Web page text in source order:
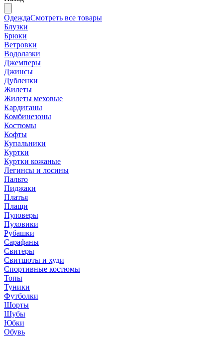
ОдеждаСмотреть все товары
Блузки
Брюки
Ветровки
Водолазки
Джемперы
Джинсы
Дубленки
Жилеты
Жилеты меховые
Кардиганы
Комбинезоны
Костюмы
Кофты
Купальники
Куртки
Куртки кожаные
Легинсы и лосины
Пальто
Пиджаки
Платья
Плащи
Пуловеры
Пуховики
Рубашки
Сарафаны
Свитеры
Свитшоты и худи
Спортивные костюмы
Топы
Туники
Футболки
Шорты
Шубы
Юбки
Обувь